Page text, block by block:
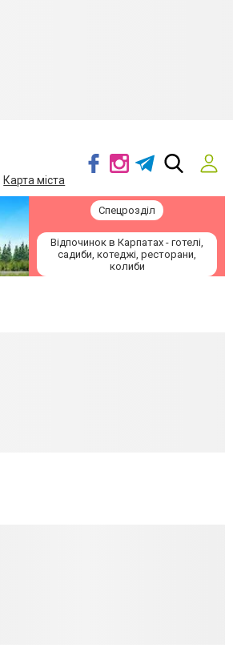
Карта міста
Спецрозділ
Відпочинок в Карпатах - готелі,
садиби, котеджі, ресторани,
колиби